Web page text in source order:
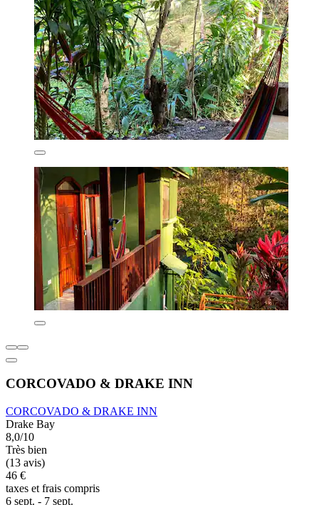
CORCOVADO & DRAKE INN
CORCOVADO & DRAKE INN
Drake Bay
8,0/10
Très bien
(13 avis)
46 €
taxes et frais compris
6 sept. - 7 sept.